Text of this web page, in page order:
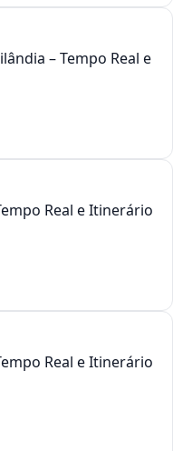
– Tempo Real e